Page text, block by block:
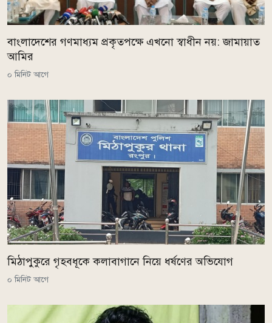
বাংলাদেশের গণমাধ্যম প্রকৃতপক্ষে এখনো স্বাধীন নয়: জামায়াত
আমির
০ মিনিট আগে
মিঠাপুকুরে গৃহবধূকে কলাবাগানে নিয়ে ধর্ষণের অভিযোগ
০ মিনিট আগে